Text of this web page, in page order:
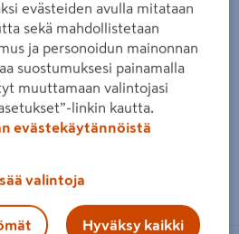
sormilla kosketusnäytöllä
evästeiden avulla mitataan
sekä mahdollistetaan
ja personoidun mainonnan
suostumuksesi painamalla
muuttamaan valintojasi
linkin kautta.
evästekäytännöistä
valintoja
Hyväksy kaikki